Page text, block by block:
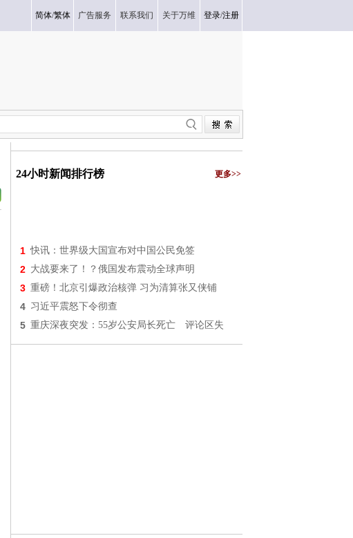
简体/繁体 广告服务 联系我们 关于万维 登录/注册
24小时新闻排行榜 更多>>
1 快讯：世界级大国宣布对中国公民免签
2 大战要来了！？俄国发布震动全球声明
3 重磅！北京引爆政治核弹 习为清算张又侠铺
4 习近平震怒下令彻查
5 重庆深夜突发：55岁公安局长死亡 评论区失